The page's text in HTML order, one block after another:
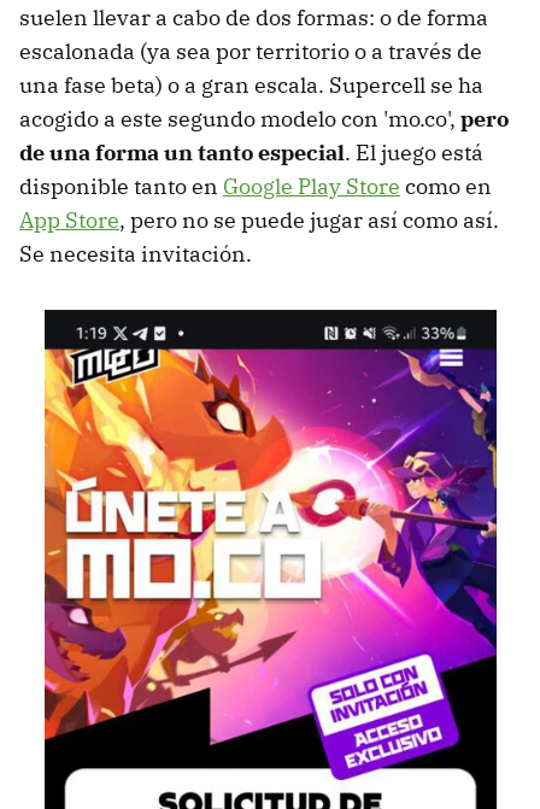
suelen llevar a cabo de dos formas: o de forma
escalonada (ya sea por territorio o a través de
una fase beta) o a gran escala. Supercell se ha
acogido a este segundo modelo con 'mo.co', pero
de una forma un tanto especial. El juego está
disponible tanto en Google Play Store como en
App Store, pero no se puede jugar así como así.
Se necesita invitación.